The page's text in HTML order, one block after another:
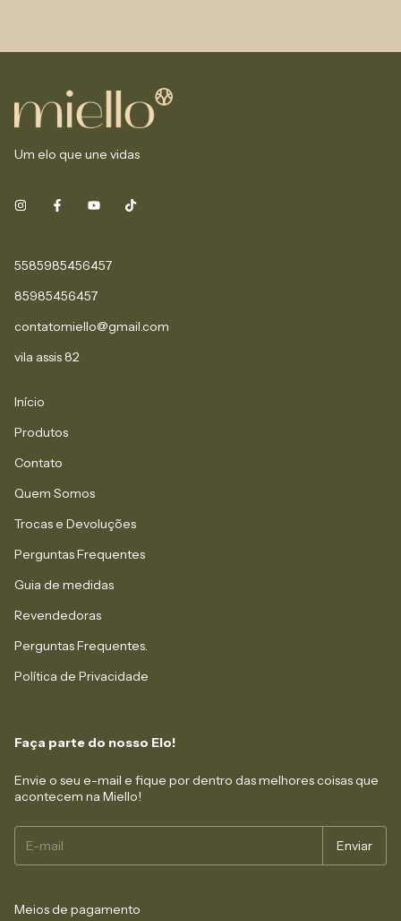
Um elo que une vidas
5585985456457
85985456457
contatomiello@gmail.com
vila assis 82
Início
Produtos
Contato
Quem Somos
Trocas e Devoluções
Perguntas Frequentes
Guia de medidas
Revendedoras
Perguntas Frequentes.
Política de Privacidade
Faça parte do nosso Elo!
Envie o seu e-mail e fique por dentro das melhores coisas que
acontecem na Miello!
Meios de pagamento